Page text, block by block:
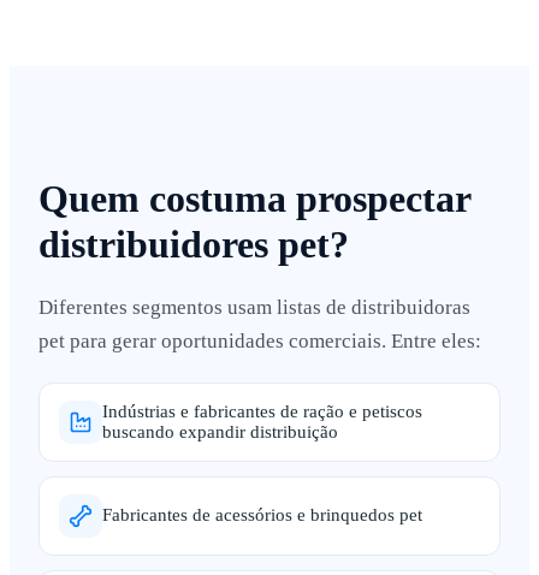
Quem costuma prospectar
distribuidores pet?
Diferentes segmentos usam listas de distribuidoras
pet para gerar oportunidades comerciais. Entre eles:
Indústrias e fabricantes de ração e petiscos
buscando expandir distribuição
Fabricantes de acessórios e brinquedos pet